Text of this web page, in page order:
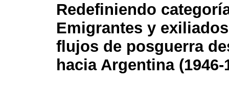
Redefiniendo
Emigrantes y
flujos de posguerra
hacia Argentina (1946-